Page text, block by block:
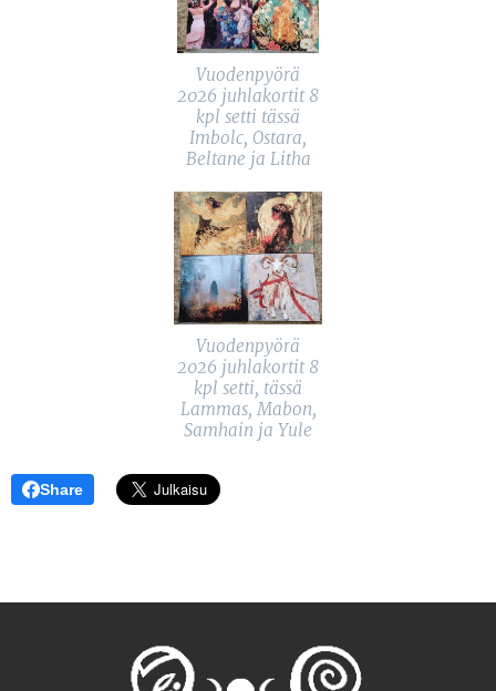
Vuodenpyörä
2026 juhlakortit 8
kpl setti tässä
Imbolc, Ostara,
Beltane ja Litha
Vuodenpyörä
2026 juhlakortit 8
kpl setti, tässä
Lammas, Mabon,
Samhain ja Yule
Share